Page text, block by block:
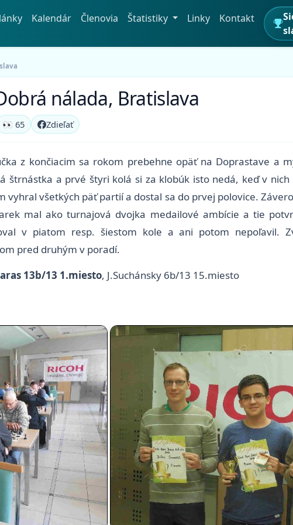
Kalendár Členovia Štatistiky Linky Kontakt
nálada, Bratislava
👀 65 Zdieľať
z končiacim sa rokom prebehne opäť na Doprastave a
štrnástka a prvé štyri kolá si za klobúk isto nedá, keď v
všetkých päť partií a dostal sa do prvej polovice.
mal ako turnajová dvojka medailové ambície a tie
v piatom resp. šiestom kole a ani potom nepoľavil.
pred druhým v poradí.
13b/13 1.miesto, J.Suchánsky 6b/13 15.miesto